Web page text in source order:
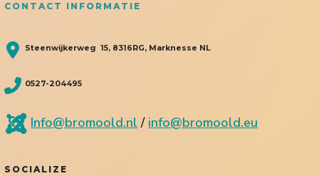
CONTACT INFORMATIE
Steenwijkerweg 15, 8316RG, Marknesse NL
0527-204495
Info@bromoold.nl / info@bromoold.eu
SOCIALIZE